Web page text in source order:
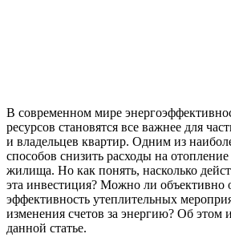
В современном мире
ресурсов становятся все важнее для
и владельцев квартир. Одним из
способов снизить расходы на отопление
жилища. Но как понять, насколько
эта инвестиция? Можно ли объективно
эффективность утеплительных
изменения счетов за энергию? Об этом
данной статье.